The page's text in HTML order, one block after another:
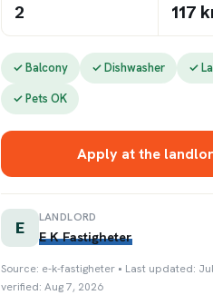
2 117
✓ Balcony ✓ Dishwasher
✓
✓ Pets OK
Apply at the
E
LANDLORD
E K Fastigheter
Source: e-k-fastigheter • Last updated:
verified: Aug 7, 2026